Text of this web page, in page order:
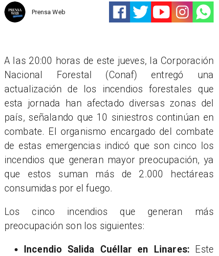
Prensa Web
A las 20:00 horas de este jueves, la Corporación
Nacional Forestal (Conaf) entregó una
actualización de los incendios forestales que
esta jornada han afectado diversas zonas del
país, señalando que 10 siniestros continúan en
combate. El organismo encargado del combate
de estas emergencias indicó que son cinco los
incendios que generan mayor preocupación, ya
que estos suman más de 2.000 hectáreas
consumidas por el fuego.
Los cinco incendios que generan más
preocupación son los siguientes:
Incendio Salida Cuéllar en Linares: Este